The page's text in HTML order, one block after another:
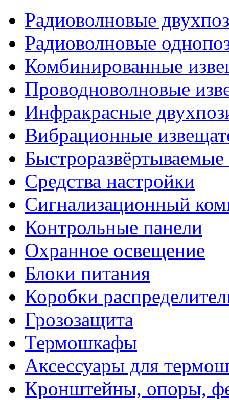
Радиоволновые
Радиоволновые
Комбинированные
Проводноволновые
Инфракрасные
Вибрационные
Средства настройки
Сигнализационный
Контрольные панели
Охранное освещение
Блоки питания
Коробки
Грозозащита
Термошкафы
Аксессуары для
Кронштейны, опоры,